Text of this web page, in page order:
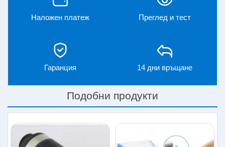
Наложен платеж Преглед и тест
Гаранция 14 дни връщане
Подобни продукти